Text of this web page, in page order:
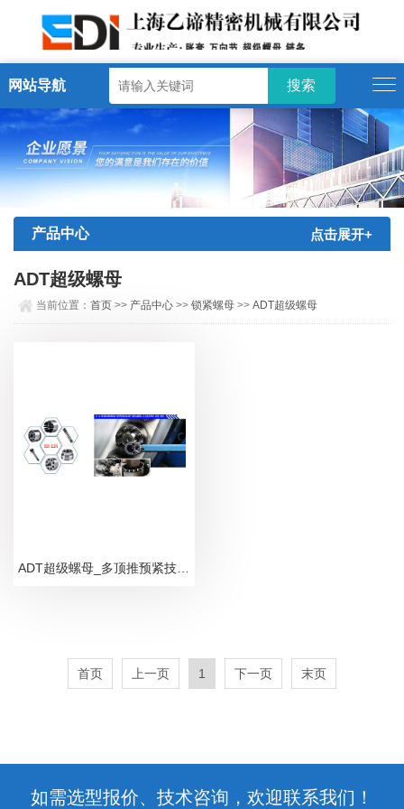
网站导航
产品中心 点击展开+
ADT超级螺母
当前位置：首页 >> 产品中心 >>锁紧螺母 >>ADT超级螺母
首页 上一页 1 下一页 末页
如需选型报价、技术咨询，欢迎联系我们！